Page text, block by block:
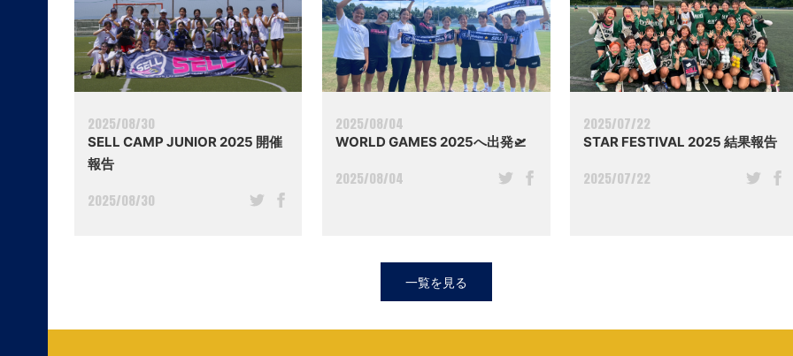
2025/08/30
SELL CAMP JUNIOR 2025 開催
報告
2025/08/30
2025/08/04
WORLD GAMES 2025へ出発🛫
2025/08/04
2025/07/22
STAR FESTIVAL 2025 結果報告
2025/07/22
一覧を見る